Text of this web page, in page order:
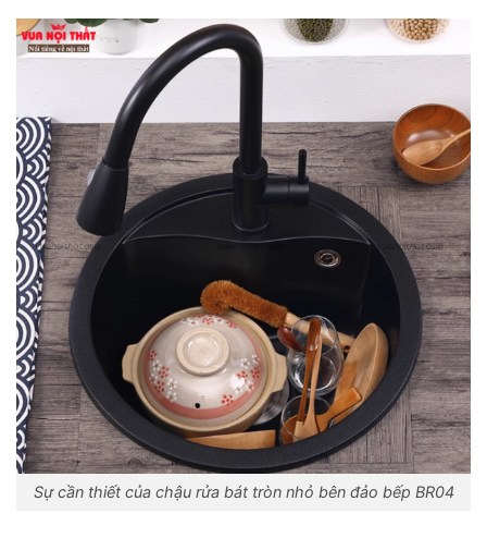
Sự cần thiết của chậu rửa bát tròn nhỏ bên đảo bếp BR04